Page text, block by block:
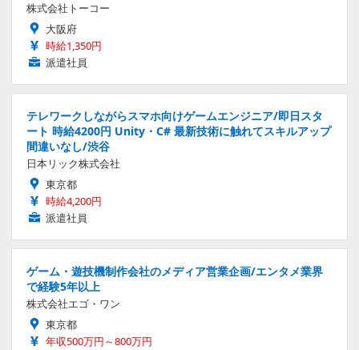
株式会社トーコー
大阪府
時給1,350円
派遣社員
テレワークしながらスマホ向けゲームエンジニア/即日スタ
ート 時給4200円 Unity・C# 最新技術に触れてスキルアップ
間違いなし/渋谷
日本リック株式会社
東京都
時給4,200円
派遣社員
ゲーム・遊技機制作会社のメディア営業企画/エンタメ業界
で経験5年以上
株式会社エゴ・ワン
東京都
年収500万円～800万円